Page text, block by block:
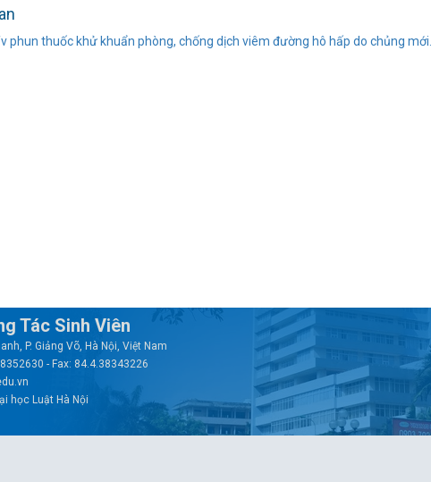
phun thuốc khử khuẩn phòng, chống dịch viêm đường hô hấp do chủng mới...
Tác Sinh Viên
P. Giảng Võ, Hà Nội, Việt Nam
- Fax: 84.4.38343226
học Luật Hà Nội